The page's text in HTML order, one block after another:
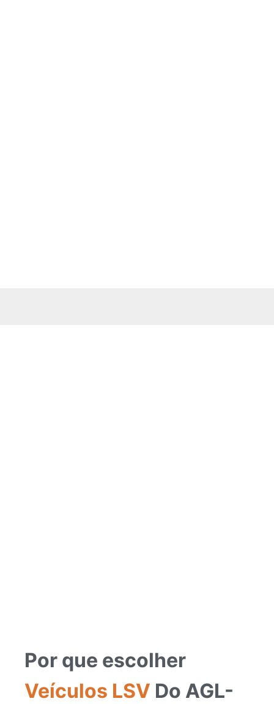
Por que escolher
Veículos LSV Do AGL-